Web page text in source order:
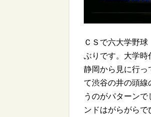
ＣＳで六大学野
ぶりです。大学時
静岡から見に行っ
て渋谷の井の頭線
うのがパターン
ンドはがらがら